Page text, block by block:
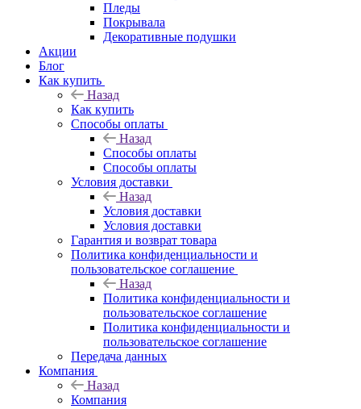
Пледы
Покрывала
Декоративные подушки
Акции
Блог
Как купить
Назад
Как купить
Способы оплаты
Назад
Способы оплаты
Способы оплаты
Условия доставки
Назад
Условия доставки
Условия доставки
Гарантия и возврат товара
Политика конфиденциальности и
пользовательское соглашение
Назад
Политика конфиденциальности и
пользовательское соглашение
Политика конфиденциальности и
пользовательское соглашение
Передача данных
Компания
Назад
Компания